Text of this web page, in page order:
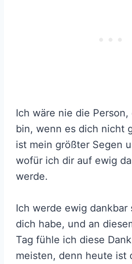
Ich wäre nie die
bin, wenn es dich nicht
ist mein größter Segen
wofür ich dir auf ewig
werde.
Ich werde ewig dankbar
dich habe, und an
Tag fühle ich diese
meisten, denn heute ist